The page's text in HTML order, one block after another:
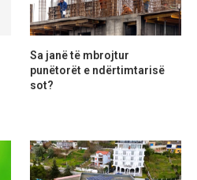
Sa janë të mbrojtur
punëtorët e ndërtimtarisë
sot?